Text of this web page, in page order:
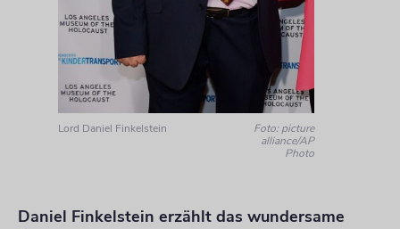
Lord Daniel Finkelstein
Foto: picture
alliance/AP
Photo
Daniel Finkelstein erzählt das wundersame